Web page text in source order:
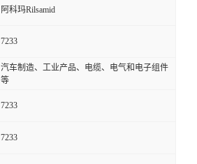
阿科玛Rilsamid
7233
汽车制造、工业产品、电缆、电气和电子组件
等
7233
7233